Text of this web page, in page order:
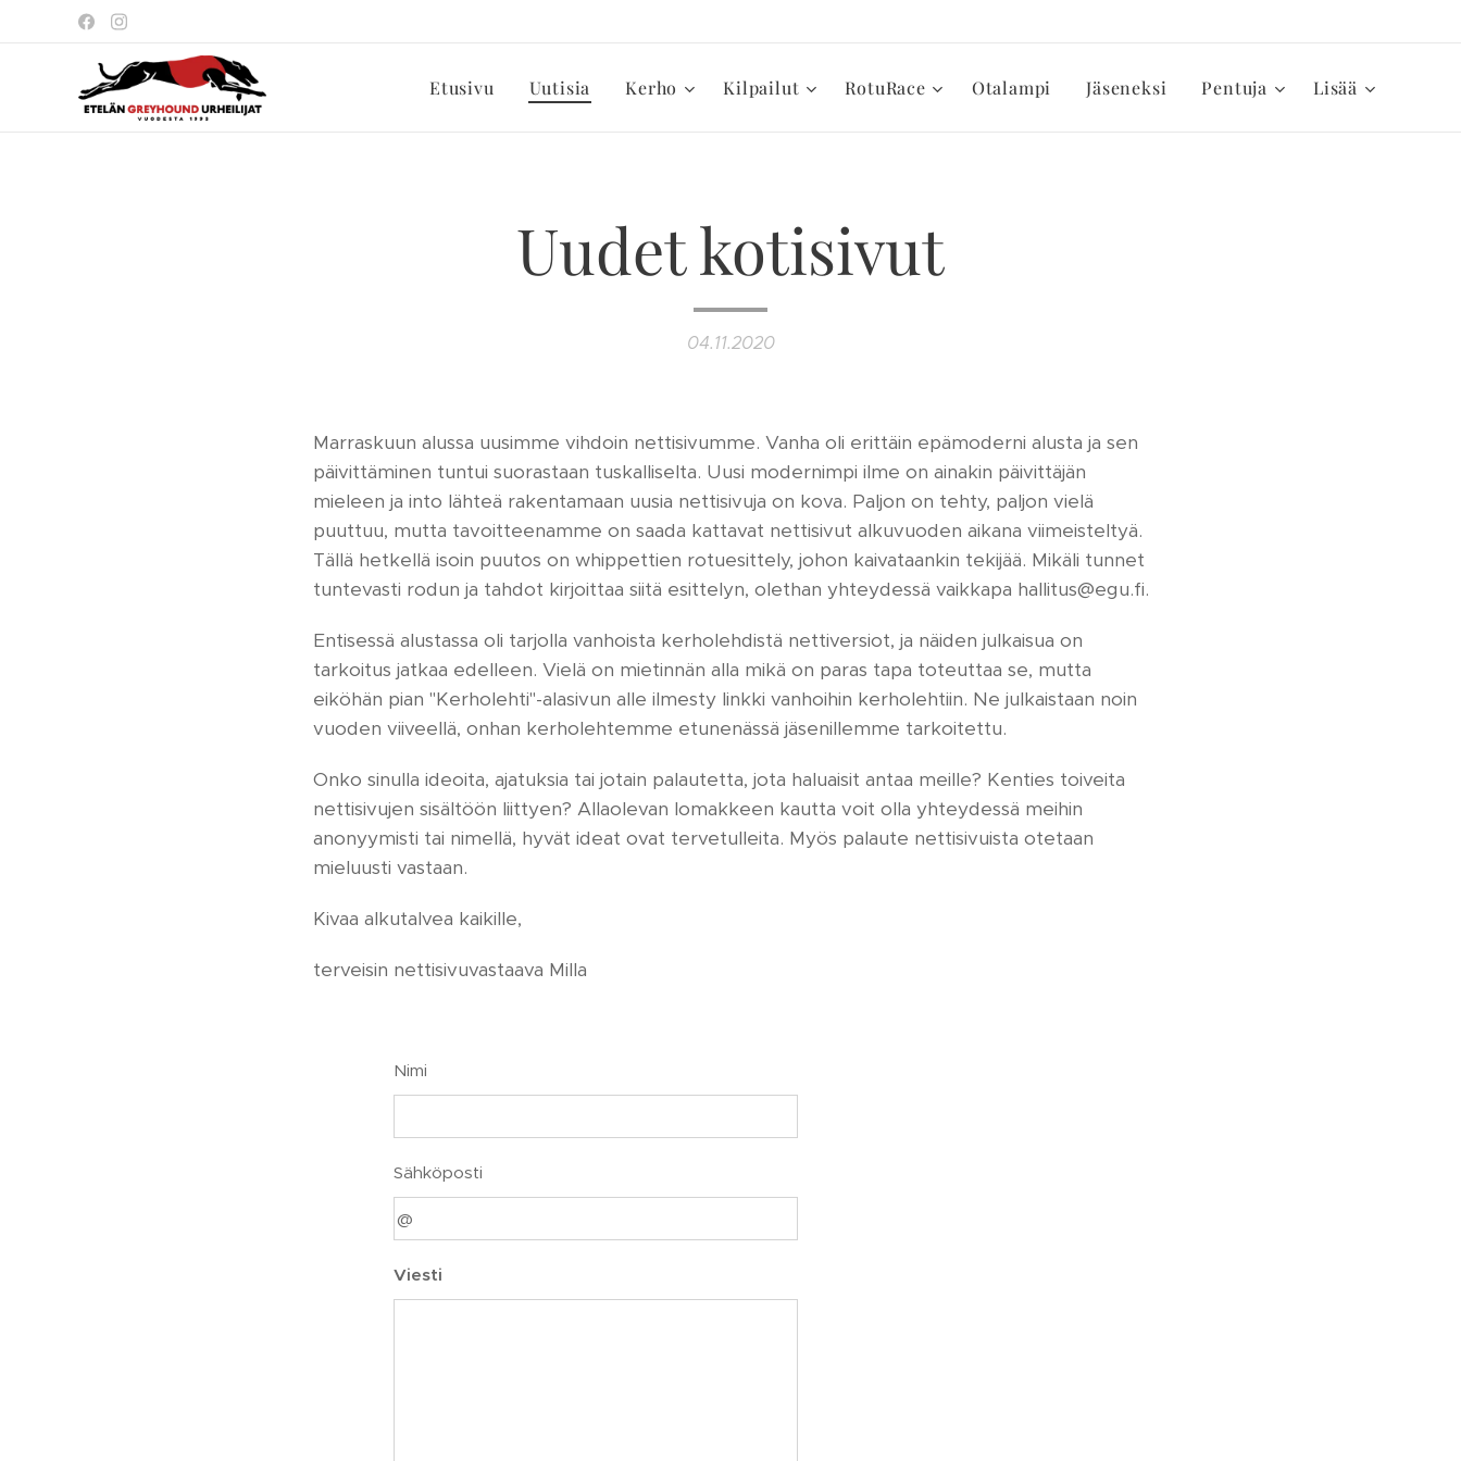
Etusivu Uutisia Kerho Kilpailut RotuRace Otalampi Jäseneksi Pentuja Lisää
Uudet kotisivut
04.11.2020
Marraskuun alussa uusimme vihdoin nettisivumme. Vanha oli erittäin epämoderni alusta ja sen
päivittäminen tuntui suorastaan tuskalliselta. Uusi modernimpi ilme on ainakin päivittäjän
mieleen ja into lähteä rakentamaan uusia nettisivuja on kova. Paljon on tehty, paljon vielä
puuttuu, mutta tavoitteenamme on saada kattavat nettisivut alkuvuoden aikana viimeisteltyä.
Tällä hetkellä isoin puutos on whippettien rotuesittely, johon kaivataankin tekijää. Mikäli tunnet
tuntevasti rodun ja tahdot kirjoittaa siitä esittelyn, olethan yhteydessä vaikkapa hallitus@egu.fi.
Entisessä alustassa oli tarjolla vanhoista kerholehdistä nettiversiot, ja näiden julkaisua on
tarkoitus jatkaa edelleen. Vielä on mietinnän alla mikä on paras tapa toteuttaa se, mutta
eiköhän pian "Kerholehti"-alasivun alle ilmesty linkki vanhoihin kerholehtiin. Ne julkaistaan noin
vuoden viiveellä, onhan kerholehtemme etunenässä jäsenillemme tarkoitettu.
Onko sinulla ideoita, ajatuksia tai jotain palautetta, jota haluaisit antaa meille? Kenties toiveita
nettisivujen sisältöön liittyen? Allaolevan lomakkeen kautta voit olla yhteydessä meihin
anonyymisti tai nimellä, hyvät ideat ovat tervetulleita. Myös palaute nettisivuista otetaan
mieluusti vastaan.
Kivaa alkutalvea kaikille,
terveisin nettisivuvastaava Milla
Nimi
Sähköposti
Viesti